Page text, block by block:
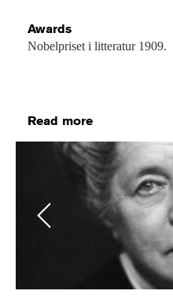
Awards
Nobelpriset i litteratur 1909.
Read more
Previous